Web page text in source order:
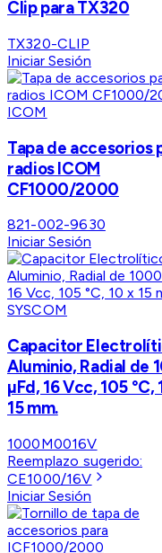
Clip para TX320
TX320-CLIP
Iniciar Sesión
ICOM
Tapa de accesorios
radios ICOM
CF1000/2000
821-002-9630
Iniciar Sesión
SYSCOM
Capacitor
Aluminio, Radial de
µFd, 16 Vcc, 105 °C,
15 mm.
1000M0016V
Reemplazo sugerido:
CE1000/16V
Iniciar Sesión